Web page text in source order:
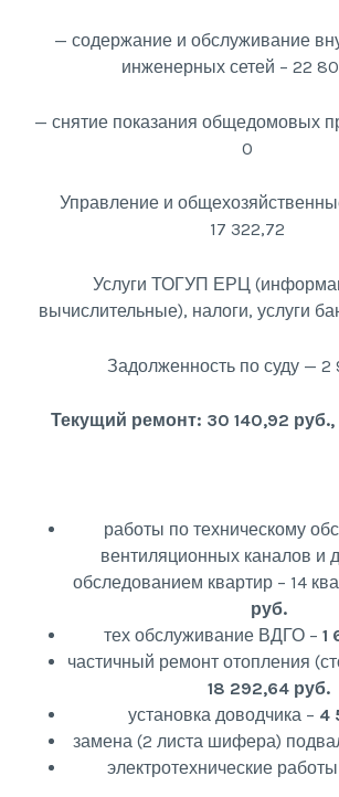
— содержание и обслуживание
инженерных сетей – 22
— снятие показания общедомовых
0
Управление и
17 322,72
Услуги ТОГУП ЕРЦ
вычислительные), налоги, услуги
Задолженность по суду — 2
Текущий ремонт: 30 140,92
работы по техническому
вентиляционных каналов и
обследованием квартир – 14
руб.
тех обслуживание ВДГО –1
частичный ремонт отопления
18 292,64 руб.
установка доводчика – 4
замена (2 листа шифера)
электротехнические